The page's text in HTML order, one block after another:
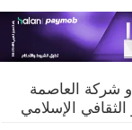
و شركة العاصمة
الإسلامي